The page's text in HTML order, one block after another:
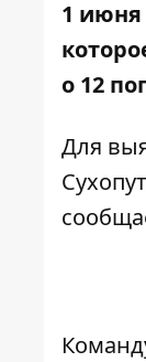
1 июня
о 12
Для